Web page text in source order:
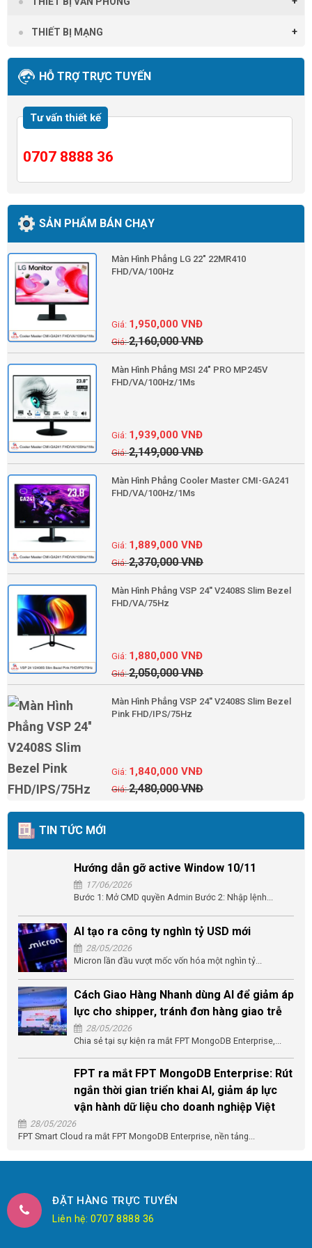
THIẾT BỊ MẠNG
HỖ TRỢ TRỰC TUYẾN
Tư vấn thiết kế
0707 8888 36
SẢN PHẨM BÁN CHẠY
Màn Hình Phẳng LG 22" 22MR410
FHD/VA/100Hz
2,160,000VNĐ
1,950,000VNĐ
Màn Hình Phẳng MSI 24" PRO MP245V
FHD/VA/100Hz/1Ms
2,149,000VNĐ
1,939,000VNĐ
Màn Hình Phẳng Cooler Master CMI-GA241
FHD/VA/100Hz/1Ms
2,370,000VNĐ
1,889,000VNĐ
Màn Hình Phẳng VSP 24'' V2408S Slim Bezel
FHD/VA/75Hz
2,050,000VNĐ
1,880,000VNĐ
Màn Hình Phẳng VSP 24'' V2408S Slim Bezel
Pink FHD/IPS/75Hz
2,480,000VNĐ
1,840,000VNĐ
TIN TỨC MỚI
Hướng dẫn gỡ active Window 10/11
17/06/2026
Bước 1: Mở CMD quyền Admin Bước 2: Nhập lệnh...
AI tạo ra công ty nghìn tỷ USD mới
28/05/2026
Micron lần đầu vượt mốc vốn hóa một nghìn tỷ...
Cách Giao Hàng Nhanh dùng AI để giảm áp
lực cho shipper, tránh đơn hàng giao trễ
28/05/2026
Chia sẻ tại sự kiện ra mắt FPT MongoDB Enterprise,...
FPT ra mắt FPT MongoDB Enterprise: Rút
ngắn thời gian triển khai AI, giảm áp lực
vận hành dữ liệu cho doanh nghiệp Việt
28/05/2026
FPT Smart Cloud ra mắt FPT MongoDB Enterprise, nền tảng...
ĐẶT HÀNG TRỰC TUYẾN
Liên hệ: 0707 8888 36